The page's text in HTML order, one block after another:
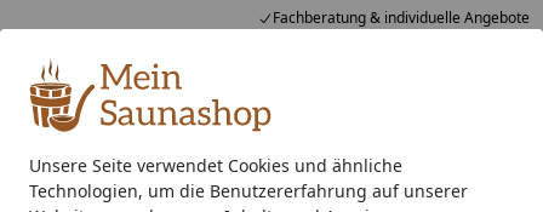
Unsere Seite verwendet Cookies und ähnliche
Technologien, um die Benutzererfahrung auf unserer
Fachberatung & individuelle Angebote
Alle Produkte
Mein Konto
Suchen
Indoor-Sauna Elementsauna Eckeinstieg Sauna